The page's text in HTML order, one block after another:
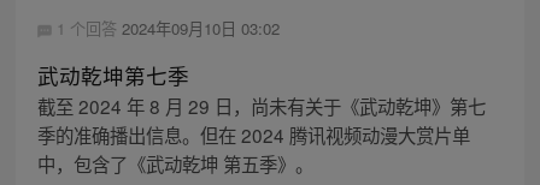
1 个回答 2024年09月10日 03:02
武动乾坤第七季
截至 2024 年 8 月 29 日，尚未有关于《武动乾坤》第七
季的准确播出信息。但在 2024 腾讯视频动漫大赏片单
中，包含了《武动乾坤 第五季》。